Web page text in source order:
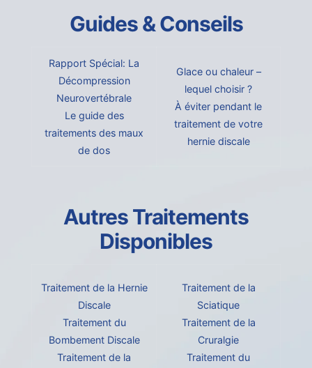
Guides & Conseils
Rapport Spécial: La
Décompression
Neurovertébrale
Le guide des
traitements des maux
de dos
Glace ou chaleur –
lequel choisir ?
À éviter pendant le
traitement de votre
hernie discale
Autres Traitements
Disponibles
Traitement de la Hernie
Discale
Traitement du
Bombement Discale
Traitement de la
Traitement de la
Sciatique
Traitement de la
Cruralgie
Traitement du